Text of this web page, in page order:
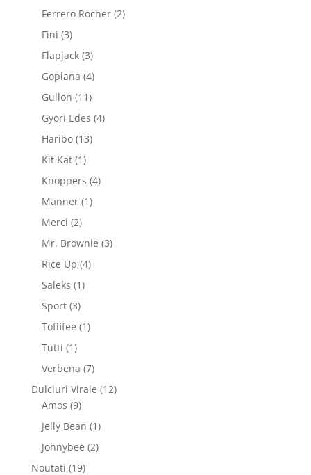
de
Ferrero Rocher 22
Fini 33
produse
Flapjack 33
produse
Goplana 44
Gullon 1111
produse
Gyori Edes 44
Haribo 1313
Kit Kat 11
produs
Knoppers 44
Manner 11
Merci 22
produse
Mr. Brownie 33
Rice Up 44
Saleks 11
Sport 33
produse
Toffifee 11
Tutti 11
produs
Verbena 77
produse
Dulciuri Virale 1212
Amos 99
produse
Jelly Bean 11
produs
Johnybee 22
Noutati 1919